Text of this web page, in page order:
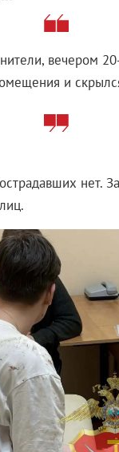
вечером
и
нет.